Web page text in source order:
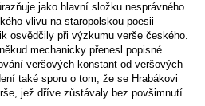
jako hlavní složku nesprávného
vlivu na staropolskou poesii
osvědčily při výzkumu verše českého.
mechanicky přenesl popisné
veršových konstant od veršových
také sporu o tom, že se Hrabákovi
jež dříve zůstávaly bez povšimnutí.